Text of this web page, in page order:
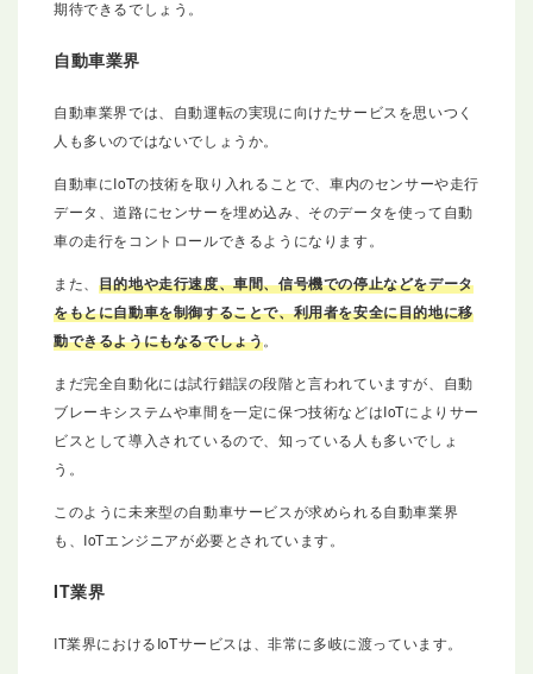
期待できるでしょう。
自動車業界
自動車業界では、自動運転の実現に向けたサービスを思いつく
人も多いのではないでしょうか。
自動車にIoTの技術を取り入れることで、車内のセンサーや走行
データ、道路にセンサーを埋め込み、そのデータを使って自動
車の走行をコントロールできるようになります。
また、 目的地や走行速度、車間、信号機での停止などをデータ
をもとに自動車を制御することで、利用者を安全に目的地に移
動できるようにもなるでしょう。
まだ完全自動化には試行錯誤の段階と言われていますが、自動
ブレーキシステムや車間を一定に保つ技術などはIoTによりサー
ビスとして導入されているので、知っている人も多いでしょ
う。
このように未来型の自動車サービスが求められる自動車業界
も、IoTエンジニアが必要とされています。
IT業界
IT業界におけるIoTサービスは、非常に多岐に渡っています。